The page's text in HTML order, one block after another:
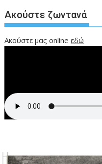
Ακούστε ζωντανά
Ακούστε μας onlineεδώ